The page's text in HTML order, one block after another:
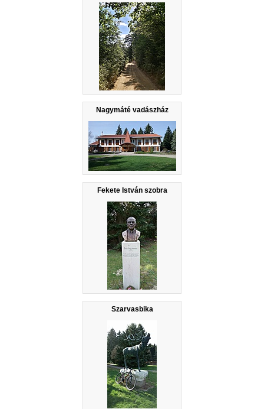
Nagymáté vadászház
Fekete István szobra
Szarvasbika